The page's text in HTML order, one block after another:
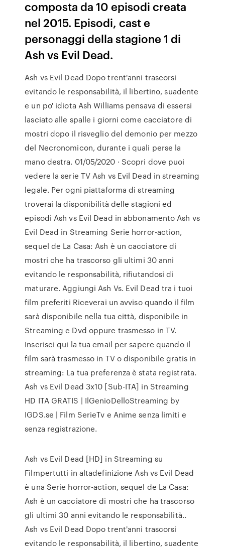
composta da 10 episodi creata
nel 2015. Episodi, cast e
personaggi della stagione 1 di
Ash vs Evil Dead.
Ash vs Evil Dead Dopo trent'anni trascorsi
evitando le responsabilità, il libertino, suadente
e un po' idiota Ash Williams pensava di essersi
lasciato alle spalle i giorni come cacciatore di
mostri dopo il risveglio del demonio per mezzo
del Necronomicon, durante i quali perse la
mano destra. 01/05/2020 · Scopri dove puoi
vedere la serie TV Ash vs Evil Dead in streaming
legale. Per ogni piattaforma di streaming
troverai la disponibilità delle stagioni ed
episodi Ash vs Evil Dead in abbonamento Ash vs
Evil Dead in Streaming Serie horror-action,
sequel de La Casa: Ash è un cacciatore di
mostri che ha trascorso gli ultimi 30 anni
evitando le responsabilità, rifiutandosi di
maturare. Aggiungi Ash Vs. Evil Dead tra i tuoi
film preferiti Riceverai un avviso quando il film
sarà disponibile nella tua città, disponibile in
Streaming e Dvd oppure trasmesso in TV.
Inserisci qui la tua email per sapere quando il
film sarà trasmesso in TV o disponibile gratis in
streaming: La tua preferenza è stata registrata.
Ash vs Evil Dead 3x10 [Sub-ITA] in Streaming
HD ITA GRATIS | IlGenioDelloStreaming by
IGDS.se | Film SerieTv e Anime senza limiti e
senza registrazione.
Ash vs Evil Dead [HD] in Streaming su
Filmpertutti in altadefinizione Ash vs Evil Dead
è una Serie horror-action, sequel de La Casa:
Ash è un cacciatore di mostri che ha trascorso
gli ultimi 30 anni evitando le responsabilità..
Ash vs Evil Dead Dopo trent'anni trascorsi
evitando le responsabilità, il libertino, suadente